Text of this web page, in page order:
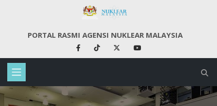
PORTAL RASMI AGENSI NUKLEAR MALAYSIA